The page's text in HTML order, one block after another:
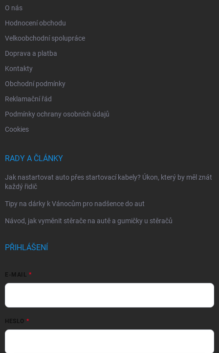
O nás
Hodnocení obchodu
Velkoobchodní spolupráce
Doprava a platba
Kontakty
Obchodní podmínky
Reklamační řád
Podmínky ochrany osobních údajů
Cookies
RADY A ČLÁNKY
Jak nastartovat auto přes startovací kabely? Úkon, který by měl znát
každý řidič
Tipy na dárky k Vánocům pro nadšence do aut
Návod, jak vyměnit stěrače na autě a gumičky u stěračů
PŘIHLÁŠENÍ
E-MAIL
HESLO